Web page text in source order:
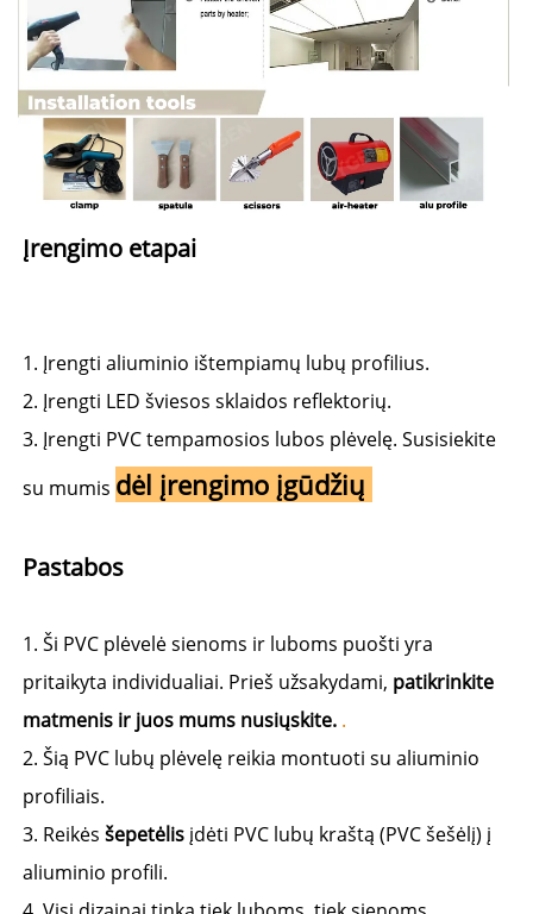
Įrengimo etapai
1. Įrengti aliuminio ištempiamų lubų profilius.
2. Įrengti LED šviesos sklaidos reflektorių.
3. Įrengti PVC tempamosios lubos plėvelę. Susisiekite
su mumis dėl įrengimo įgūdžių
Pastabos
1. Ši PVC plėvelė sienoms ir luboms puošti yra
pritaikyta individualiai. Prieš užsakydami, patikrinkite
matmenis ir juos mums nusiųskite. .
2. Šią PVC lubų plėvelę reikia montuoti su aliuminio
profiliais.
3. Reikės šepetėlis įdėti PVC lubų kraštą (PVC šešėlį) į
aliuminio profili.